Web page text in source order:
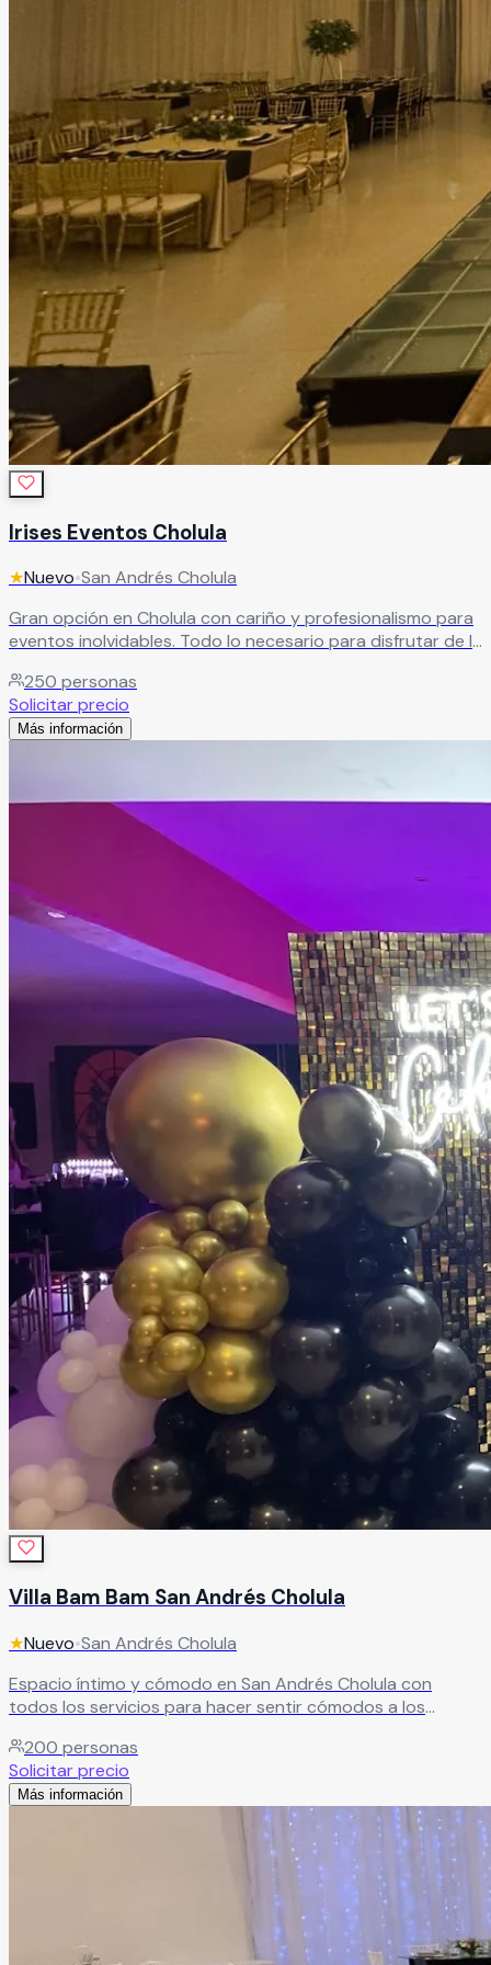
Irises Eventos Cholula
★Nuevo•San Andrés Cholula
Gran opción en Cholula con cariño y profesionalismo para
eventos inolvidables. Todo lo necesario para disfrutar de la
250 personas
Solicitar precio
Más información
Villa Bam Bam San Andrés Cholula
★Nuevo•San Andrés Cholula
Espacio íntimo y cómodo en San Andrés Cholula con
todos los servicios para hacer sentir cómodos a los
celebración.Leer más
200 personas
Solicitar precio
Más información